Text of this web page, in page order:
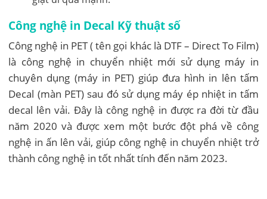
Công nghệ in Decal Kỹ thuật số
Công nghệ in PET ( tên gọi khác là DTF – Direct To Film)
là công nghệ in chuyển nhiệt mới sử dụng máy in
chuyên dụng (máy in PET) giúp đưa hình in lên tấm
Decal (màn PET) sau đó sử dụng máy ép nhiệt in tấm
decal lên vải. Đây là công nghệ in được ra đời từ đầu
năm 2020 và được xem một bước đột phá về công
nghệ in ấn lên vải, giúp công nghệ in chuyển nhiệt trở
thành công nghệ in tốt nhất tính đến năm 2023.